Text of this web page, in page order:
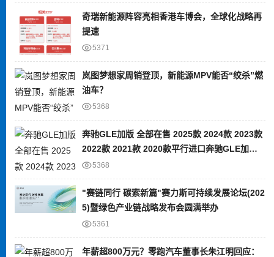
奇瑞新能源阵容亮相香港车博会，全球化战略再
提速
5371
岚图梦想家周销登顶，新能源MPV能否“绞杀”燃
油车？
5368
奔驰GLE加版 全部在售 2025款 2024款 2023款
2022款 2021款 2020款平行进口奔驰GLE加版
限时优惠 目前80万元起售
5368
"赛链同行 碳索新篇"赛力斯可持续发展论坛(202
5)暨绿色产业链战略发布会圆满举办
5361
年薪超800万元？零跑汽车董事长朱江明回应：